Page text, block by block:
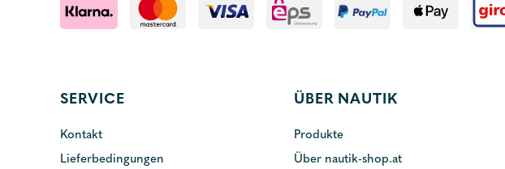
SERVICE
Kontakt
Lieferbedingungen
ÜBER NAUTIK
Produkte
Über nautik-shop.at